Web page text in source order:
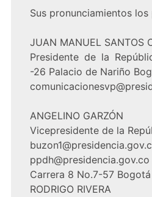
Sus pronunciamientos los
JUAN MANUEL SANTOS
Presidente de la
-26 Palacio de Nariño
ANGELINO GARZÓN
Vicepresidente de la
ppdh@presidencia.gov.co
Carrera 8 No.7-57 Bogotá
RODRIGO RIVERA